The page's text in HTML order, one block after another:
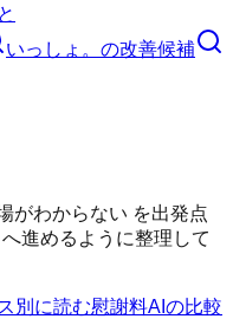
いっしょ。 の改善候補
がわからない を出発点
進めるように整理して
別に読む慰謝料AIの比較